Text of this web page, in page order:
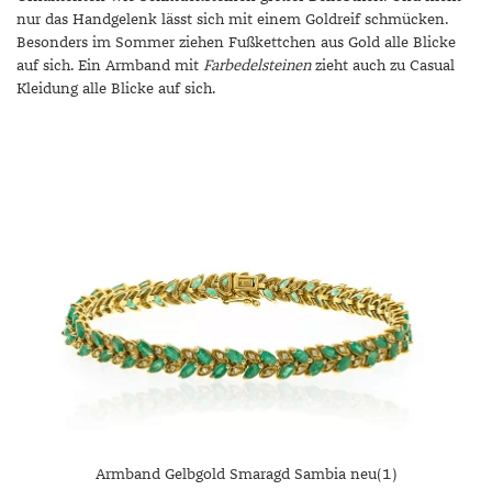
nur das Handgelenk lässt sich mit einem Goldreif schmücken.
Besonders im Sommer ziehen Fußkettchen aus Gold alle Blicke
auf sich. Ein Armband mit Farbedelsteinenzieht auch zu Casual
Kleidung alle Blicke auf sich.
Armband Gelbgold Smaragd Sambia neu(1)